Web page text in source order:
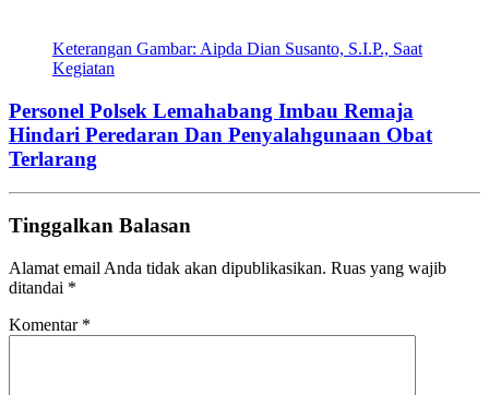
Keterangan Gambar: Aipda Dian Susanto, S.I.P., Saat
Kegiatan
Personel Polsek Lemahabang Imbau Remaja
Hindari Peredaran Dan Penyalahgunaan Obat
Terlarang
Tinggalkan Balasan
Alamat email Anda tidak akan dipublikasikan. Ruas yang wajib
ditandai *
Komentar *